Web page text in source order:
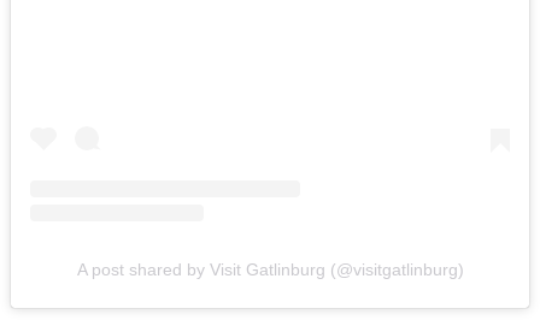
A post shared by Visit Gatlinburg (@visitgatlinburg)